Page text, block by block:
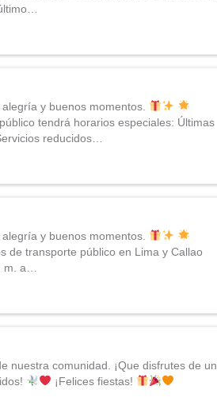
y buenos momentos.
tendrá horarios especiales: Últimas
reducidos…
y buenos momentos.
de transporte público en Lima y Callao
m. a…
nuestra comunidad. ¡Que disfrutes de un
¡Felices fiestas!